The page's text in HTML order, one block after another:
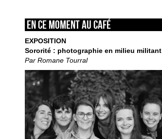
En ce moment au café
EXPOSITION
Sororité : photographie en milieu militant
Par Romane Tourral